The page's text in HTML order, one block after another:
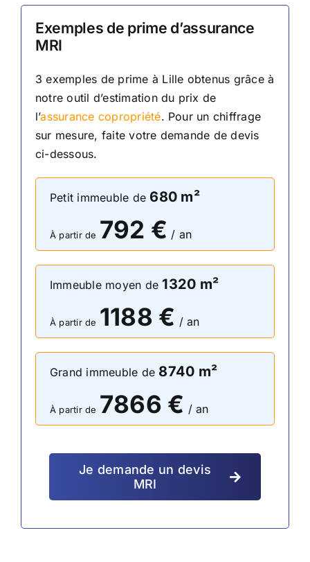
Exemples de prime d’assurance
MRI
3 exemples de prime à Lille obtenus grâce à
notre outil d’estimation du prix de
l’assurance copropriété. Pour un chiffrage
sur mesure, faite votre demande de devis
ci-dessous.
Petit immeuble de 680 m²
À partir de 792 € / an
Immeuble moyen de 1320 m²
À partir de 1188 € / an
Grand immeuble de 8740 m²
À partir de 7866 € / an
Je demande un devis
MRI